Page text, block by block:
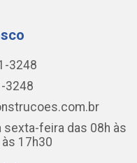
3248
3248
sexta-feira das 08h às
17h30